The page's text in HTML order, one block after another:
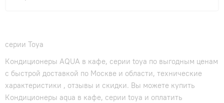
серии Toya
Кондиционеры AQUA в кафе, серии toya по выгодным ценам
с быстрой доставкой по Москве и области, технические
характеристики , отзывы и скидки. Вы можете купить
Кондиционеры aqua в кафе, серии toya и оплатить